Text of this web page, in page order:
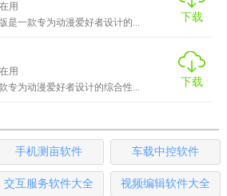
的1080p及以上高清画质播放。
全球热门动漫排行榜，快速掌握最新
以收藏喜欢的动漫，并支持通过社交
用
是一款专为动漫爱好者设计的...
下载
用
专为动漫爱好者设计的综合性...
下载
手机测亩软件 车载中控软件
交互服务软件大全 视频编辑软件大全